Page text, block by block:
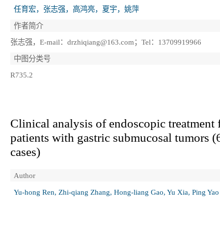
任育宏，张志强，高鸿亮，夏宇，姚萍
作者简介
张志强，E-mail：drzhiqiang@163.com；Tel：13709919966
中图分类号
R735.2
Clinical analysis of endoscopic treatment
patients with gastric submucosal tumors
cases)
Author
Yu-hong Ren, Zhi-qiang Zhang, Hong-liang Gao, Yu Xia, Ping Yao